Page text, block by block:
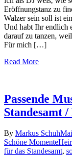
Eröffnungstanz zu
Walzer sein soll ist
Und habt Ihr endlich
darauf zu tanzen,
Für mich […]
Read More
Passende
Standesamt
By Markus Schuh
Schöne Momente
für das Standesamt,